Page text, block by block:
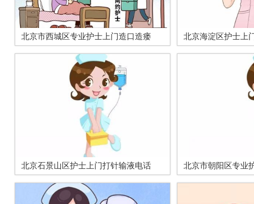
北京市西城区专业护士上门造口造瘘 北京海淀区护士上
北京石景山区护士上门打针输液电话 北京市朝阳区专业